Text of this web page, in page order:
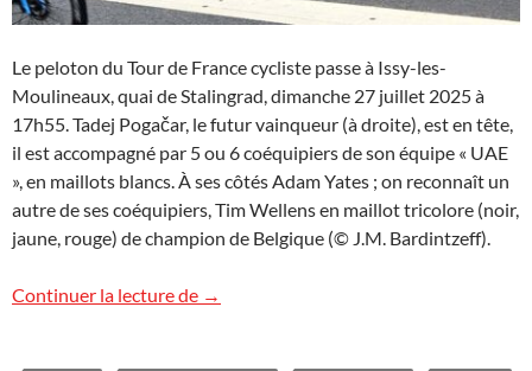
Le peloton du Tour de France cycliste passe à Issy-les-
Moulineaux, quai de Stalingrad, dimanche 27 juillet 2025 à
17h55. Tadej Pogačar, le futur vainqueur (à droite), est en tête,
il est accompagné par 5 ou 6 coéquipiers de son équipe « UAE
», en maillots blancs. À ses côtés Adam Yates ; on reconnaît un
autre de ses coéquipiers, Tim Wellens en maillot tricolore (noir,
jaune, rouge) de champion de Belgique (© J.M. Bardintzeff).
Continuer la lecture de Pogačar en tête du Tour de France
→